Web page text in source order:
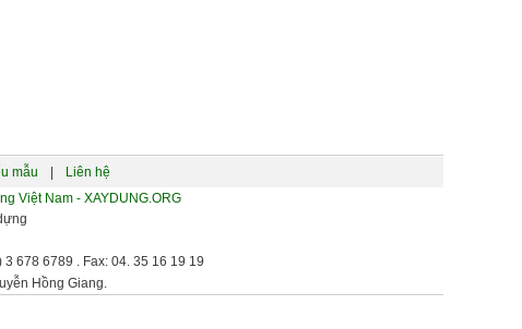
mẫu
Liên hệ
Việt Nam - XAYDUNG.ORG
678 6789 . Fax: 04. 35 16 19 19
Hồng Giang.